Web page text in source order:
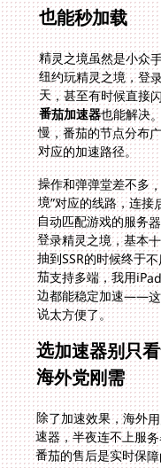
也能秒加载
精灵之境虽然是小众
纽约玩精灵之境，登
天，甚至有时候直接
番茄加速器也能解决
慢，番茄的
对应的加速路径。
操作和弹弹堂差不多
说太方便了。
选加速器别只
海外党刚需
除了加速效果，海外
速器，半夜连不上服
番茄的售后是实时保
有一次凌晨两点遇到